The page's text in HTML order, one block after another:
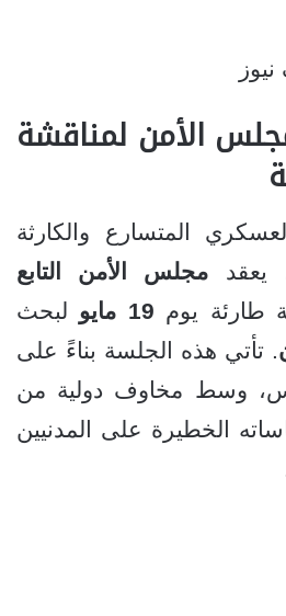
الأمن لمناقشة
المتسارع والكارثة
يعقد مجلس الأمن التابع
طارئة يوم 19 مايو
لبحث
. تأتي هذه الجلسة بناءً على
وسط مخاوف دولية من
الخطيرة على المدنيين